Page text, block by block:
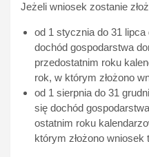
Jeżeli wniosek zostanie
od 1 stycznia do 31
dochód gospodarstwa
przedostatnim roku
rok, w którym złożono
od 1 sierpnia do 31
się dochód
ostatnim roku
którym złożono wniosek